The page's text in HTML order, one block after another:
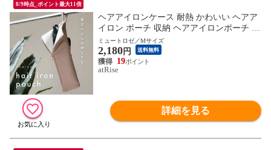
8/9時点_ポイント最大11倍
ヘアアイロンケース 耐熱 かわいい ヘアア
イロン ポーチ 収納 ヘアアイロンポーチ 吊
り下げ 引っ掛け 旅行 トラベル 持ち運び
ヘアアイロンホルダー ヘアアイロンカバー
耐熱ケース コテ入れ 収納ケース アイロン
カバー ヘアアイロン収納 ケース ナイロン
ミュートロゼ／Mサイズ
2,180円 送料無料
19
atRise
詳細を見る